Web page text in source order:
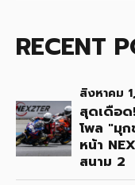
RECENT
สิงหาคม
สุดเดือ
โพล "มุ
หน้า
สนาม 2